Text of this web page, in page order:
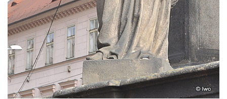
Sloup Nejsvětější Trojice v Žatci
Sloup svatého Jana Nepomuckého v Žatci
Sloup se sochou Ukřižovaného v Žatci
Sloup Nejsvětější Trojice ve Stráži nad Ohří
Sloup Panny Marie Bolestné v Kralupech
nad Vltavou-Mikovicích